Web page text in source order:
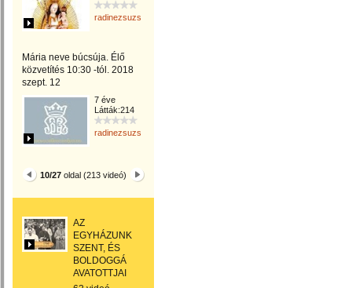
radinezsuzsa
Mária neve búcsúja. Élő
közvetítés 10:30 -tól. 2018
szept. 12
7 éve
Látták:214
radinezsuzsa
10/27 oldal (213 videó)
AZ
EGYHÁZUNK
SZENT, ÉS
BOLDOGGÁ
AVATOTTJAI